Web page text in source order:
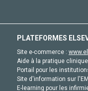
PLATEFORMES
Site e-commerce :
Aide à la pratique
Portail pour les
Site d'information sur
E-learning pour les